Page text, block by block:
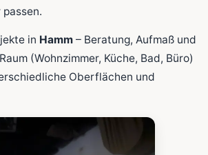
Zum Rechner
Rechner übernommen.
in Hamm – Beratung, Aufmaß und
(Wohnzimmer, Küche, Bad, Büro)
Oberflächen und